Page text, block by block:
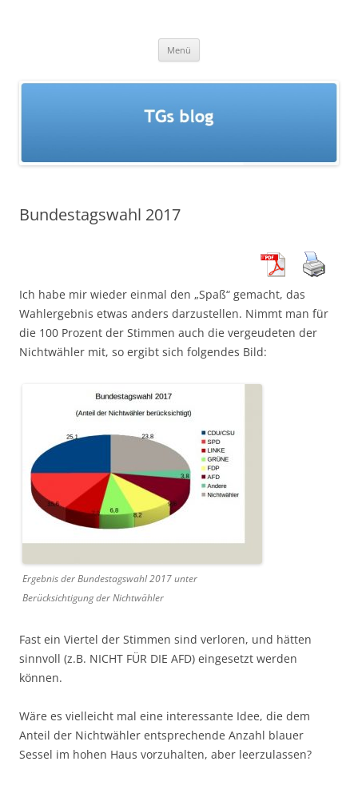
Menü
Bundestagswahl 2017
Ich habe mir wieder einmal den „Spaß“ gemacht, das
Wahlergebnis etwas anders darzustellen. Nimmt man für
die 100 Prozent der Stimmen auch die vergeudeten der
Nichtwähler mit, so ergibt sich folgendes Bild:
Ergebnis der Bundestagswahl 2017 unter
Berücksichtigung der Nichtwähler
Fast ein Viertel der Stimmen sind verloren, und hätten
sinnvoll (z.B. NICHT FÜR DIE AFD) eingesetzt werden
können.
Wäre es vielleicht mal eine interessante Idee, die dem
Anteil der Nichtwähler entsprechende Anzahl blauer
Sessel im hohen Haus vorzuhalten, aber leerzulassen?